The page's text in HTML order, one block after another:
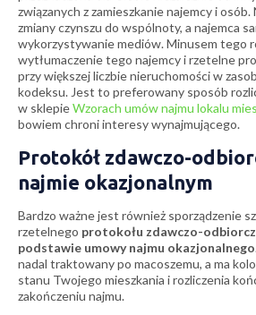
związanych z zamieszkanie najemcy i osób.
zmiany czynszu do wspólnoty, a najemca
wykorzystywanie mediów. Minusem tego
wytłumaczenie tego najemcy i rzetelne
przy większej liczbie nieruchomości w
kodeksu. Jest to preferowany sposób
w sklepieWzorach umów najmu lokalu
bowiem chroni interesy wynajmującego.
Protokół zdawczo-
najmie okazjonalnym
Bardzo ważne jest również sporządzenie
rzetelnego protokołu zdawczo-
podstawie umowy najmu okazjonalnego
nadal traktowany po macoszemu, a ma
stanu Twojego mieszkania i rozliczenia
zakończeniu najmu.